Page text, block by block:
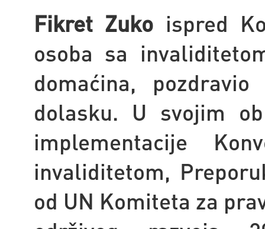
Fikret Zuko ispred
osoba sa
domaćina,
dolasku. U svojim
implementacije
invaliditetom,
od UN Komiteta za